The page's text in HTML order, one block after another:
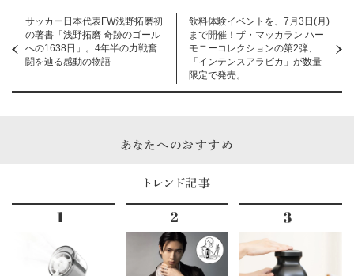
サッカー日本代表FW浅野拓磨初
の著書「浅野拓磨 奇跡のゴール
への1638日」。4年半の力戦奮
闘を辿る感動の物語
飲料体験イベントを、7月3日(月)
まで開催！ザ・マッカラン ハー
モニーコレクションの第2弾、
「インテンスアラビカ」が数量
限定で発売。
あなたへのおすすめ
トレンド記事